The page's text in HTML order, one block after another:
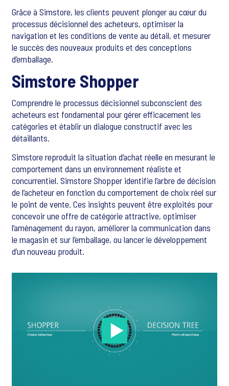
Grâce à Simstore, les clients peuvent plonger au cœur du
processus décisionnel des acheteurs, optimiser la
navigation et les conditions de vente au détail, et mesurer
le succès des nouveaux produits et des conceptions
d’emballage.
Simstore Shopper
Comprendre le processus décisionnel subconscient des
acheteurs est fondamental pour gérer efficacement les
catégories et établir un dialogue constructif avec les
détaillants.
Simstore reproduit la situation d’achat réelle en mesurant le
comportement dans un environnement réaliste et
concurrentiel. Simstore Shopper identifie l’arbre de décision
de l’acheteur en fonction du comportement de choix réel sur
le point de vente. Ces insights peuvent être exploités pour
concevoir une offre de catégorie attractive, optimiser
l’aménagement du rayon, améliorer la communication dans
le magasin et sur l’emballage, ou lancer le développement
d’un nouveau produit.